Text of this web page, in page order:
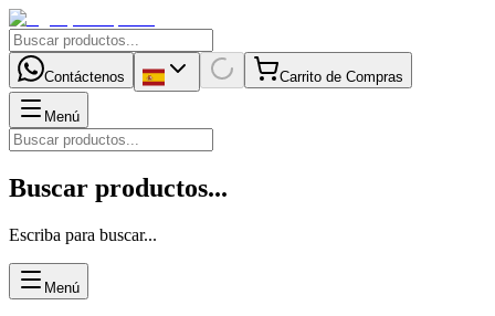
Contáctenos Carrito de Compras
Menú
Buscar productos...
Escriba para buscar...
Menú